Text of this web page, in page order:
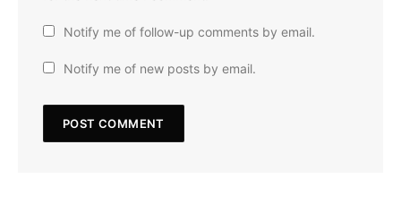
Notify me of follow-up comments by email.
Notify me of new posts by email.